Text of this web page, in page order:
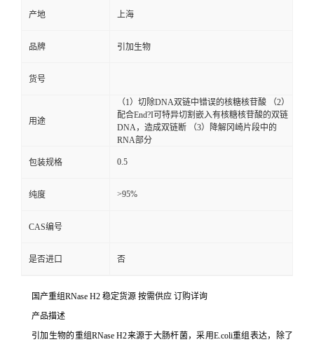
产地 上海
品牌 引加生物
货号
用途
（1）切除DNA双链中错误的核糖核苷酸 （2）
配合End?I可特异切割嵌入有核糖核苷酸的双链
DNA，造成双链断 （3）降解冈崎片段中的
RNA部分
包装规格 0.5
纯度 >95%
CAS编号
是否进口 否
国产重组RNase H2 稳定货源 按需供应 订购详询
产品描述
引加生物的重组RNase H2来源于大肠杆菌，采用E.coli重组表达，除了